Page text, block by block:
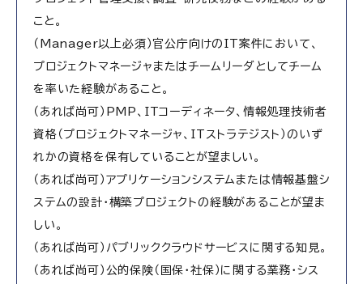
こと。
（Manager以上必須）官公庁向けのIT案件において、
プロジェクトマネージャまたはチームリーダとしてチーム
を率いた経験があること。
（あれば尚可）PMP、ITコーディネータ、情報処理技術者
資格（プロジェクトマネージャ、ITストラテジスト）のいず
れかの資格を保有していることが望ましい。
（あれば尚可）アプリケーションシステムまたは情報基盤シ
ステムの設計・構築プロジェクトの経験があることが望ま
しい。
（あれば尚可）パブリッククラウドサービスに関する知見。
（あれば尚可）公的保険（国保・社保）に関する業務・シス